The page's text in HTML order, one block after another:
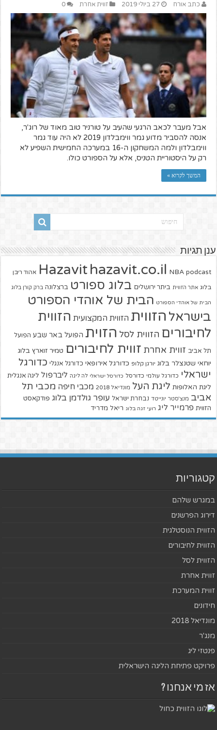
כתב אורח 27 ביולי 2019 זווית אחרת 0
אבל מעבר לכאב הרגעי שהעיב על טורניר טוב מאוד של רוג'ר,
אנסה להסביר מדוע גמר ווימבלדון 2019 לא היה עוד גמר
ווימבלדון ולמה המשחקון ה-16 במערכה החמישית השפיע לא
רק על היסטוריית הטניס, אלא על הספורט כולו.
המשך לקרוא »
ענן תגיות
Hazavit hazavit.co.il NBA podcast אהוד ריבן
בלוג אתר הזווית ביתר ירושלים בלוג ספורט ברצלונה ברק קורן בלוג
הבית של אוהדי הספורט הבית של אוהדי הספורט
בישראל הזווית הזווית המקצועית הזווית
לחיבורים הזווית לסל הזוית הפועל באר שבע הפועל
תל אביב זווית אחרת זווית לחיבורים טמיר זוארץ בלוג
יוחאי שטנצלר בלוג יורגן קלופ כדורגל אירופאי כדורגל אנגלי כדורגל
ישראלי כדורגל עולמי כדורסל כדורסל ישראלי לה ליגה ליברפול ליגה אנגלית
ליגת האלופות ליגת העל מונדיאל 2018 מכבי חיפה מכבי תל
אביב מנצ'סטר יונייטד נבחרת ישראל עופר גולדמן בלוג פודקאסט
הזווית פרמייר ליג רועי זגה בלוג ריאל מדריד
קטגוריות
במגרש שלהם
דירוג הפרשנים
הזווית הנוסטלגית
הזווית לחיבורים
הזווית לסל
זווית אחרת
זווית המערכת
חידונים
מונדיאל 2018
מנג'ר
פנטזי ליג
פרויקט פתיחת הליגה הישראלית
אז מי אנחנו ?